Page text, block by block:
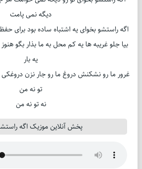
دیگه نمی پامت
اگه راستشو بخوای یه اشتباه ساده بود برای حفظ
بیا جلو غریبه ها یه كم محل به ما بذار بگو
یه بار
غرور ما رو نشكنش دروغ ما رو جار نزن
تو نه من
نه تو نه من
پخش آنلاین موزیک اگه